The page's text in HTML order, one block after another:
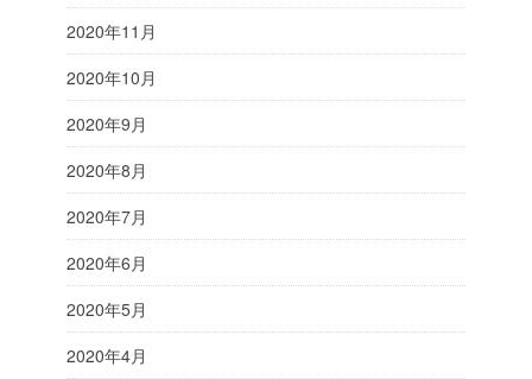
2020年11月
2020年10月
2020年9月
2020年8月
2020年7月
2020年6月
2020年5月
2020年4月